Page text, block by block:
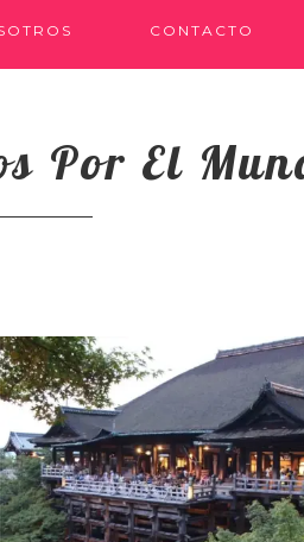
CONTACTO
Por El